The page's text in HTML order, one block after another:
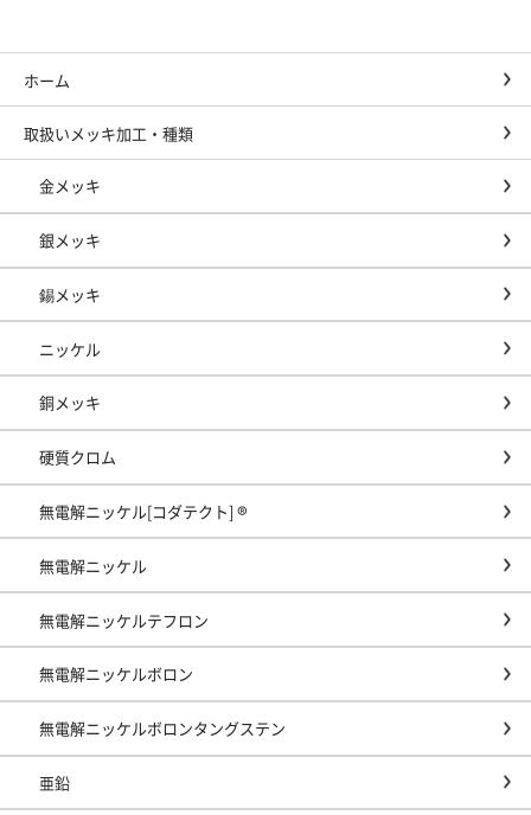
ホーム
取扱いメッキ加工・種類
金メッキ
銀メッキ
錫メッキ
ニッケル
銅メッキ
硬質クロム
無電解ニッケル[コダテクト] ®
無電解ニッケル
無電解ニッケルテフロン
無電解ニッケルボロン
無電解ニッケルボロンタングステン
亜鉛